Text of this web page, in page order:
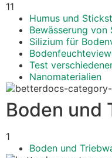
11
Humus und
Bewässerung von
Silizium für
Test
Nanomaterialien
Boden und
1
Boden und